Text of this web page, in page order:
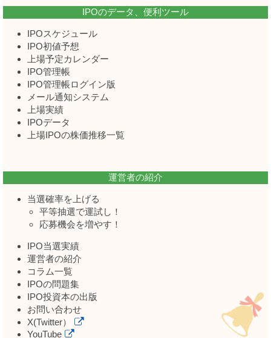
IPOのデータ、便利ツール
IPOスケジュール
IPO初値予想
上場予定カレンダー
IPO管理帳
IPO管理帳ログイン版
メール通知システム
上場実績
IPOデータ
上場IPOの株価推移一覧
運営者の紹介
当選確率を上げる
平等抽選で運試し！
応募機会を増やす！
IPO当選実績
運営者の紹介
コラム一覧
IPOの問題集
IPO投資本の出版
お問い合わせ
X(Twitter）
YouTube